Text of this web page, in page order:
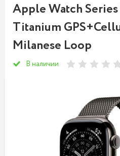
Apple Watch Series
Titanium
Milanese Loop
В наличии